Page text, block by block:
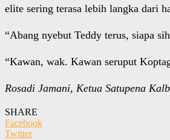
elite sering terasa lebih langka dari
“Abang nyebut Teddy terus, siapa
“Kawan, wak. Kawan seruput
Rosadi Jamani, Ketua Satupena
SHARE
Facebook
Twitter